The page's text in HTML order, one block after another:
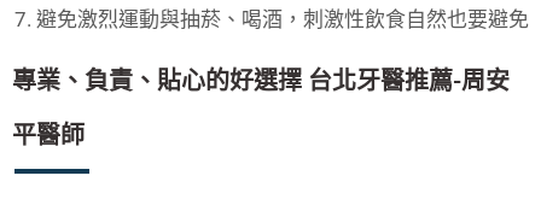
避免激烈運動與抽菸、喝酒，刺激性飲食自然也要避免
專業、負責、貼心的好選擇 台北牙醫推薦-周安
平醫師